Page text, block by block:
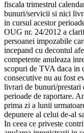
fiscala trimestrul
bunuri/servicii si nici
in cursul acestor
OUG nr. 24/2012 a
persoanei impozabile
incepand cu decontul
competente anuleaza
scopuri de TVA daca in
consecutive nu au fost
livrari de bunuri/prestari
perioade de raportare.
prima zi a lunii
depunere al celui de-al
In ceea ce priveste